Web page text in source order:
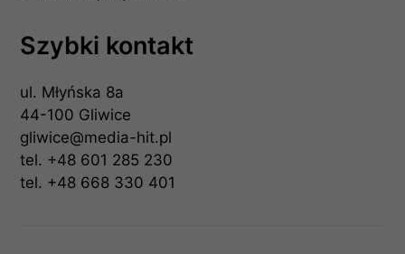
Szybki kontakt
ul. Młyńska 8a
44-100 Gliwice
gliwice@media-hit.pl
tel. +48 601 285 230
tel. +48 668 330 401